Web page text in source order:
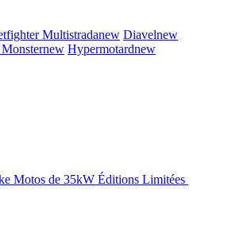
Multistradanew Diavelnew
Monsternew Hypermotardnew
Motos de 35kW Éditions Limitées